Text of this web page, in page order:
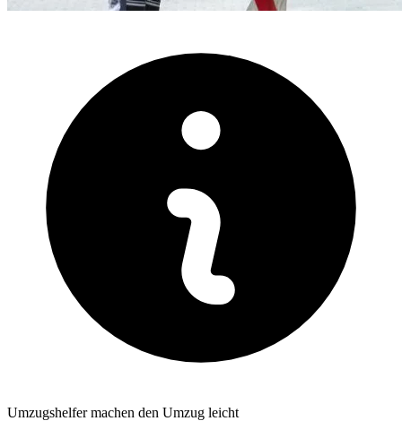
Umzugshelfer machen den Umzug leicht